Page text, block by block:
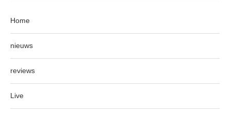
Home
nieuws
reviews
Live